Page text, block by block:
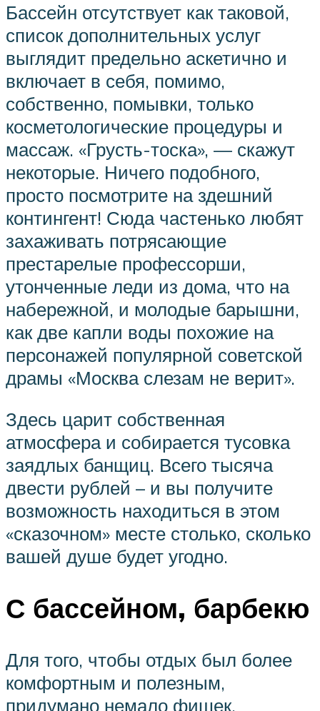
Бассейн отсутствует как таковой,
список дополнительных услуг
выглядит предельно аскетично и
включает в себя, помимо,
собственно, помывки, только
косметологические процедуры и
массаж. «Грусть-тоска», — скажут
некоторые. Ничего подобного,
просто посмотрите на здешний
контингент! Сюда частенько любят
захаживать потрясающие
престарелые профессорши,
утонченные леди из дома, что на
набережной, и молодые барышни,
как две капли воды похожие на
персонажей популярной советской
драмы «Москва слезам не верит».
Здесь царит собственная
атмосфера и собирается тусовка
заядлых банщиц. Всего тысяча
двести рублей – и вы получите
возможность находиться в этом
«сказочном» месте столько, сколько
вашей душе будет угодно.
С бассейном, барбекю
Для того, чтобы отдых был более
комфортным и полезным,
придумано немало фишек.